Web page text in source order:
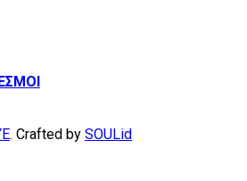
. Crafted by SOULid